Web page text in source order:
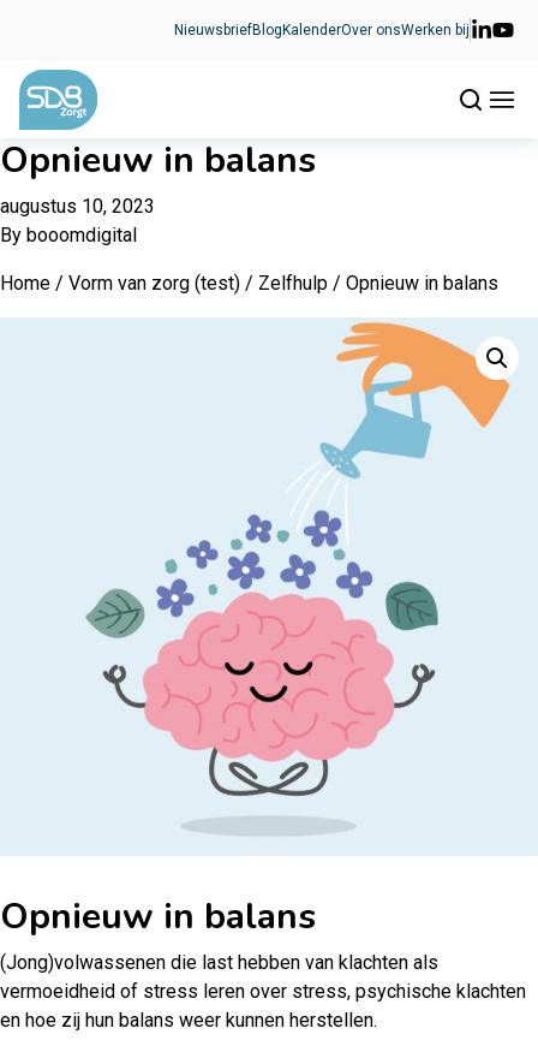
NieuwsbriefBlog KalenderOver onsWerken bij
Opnieuw in balans
augustus 10, 2023
By booomdigital
Home / Vorm van zorg (test) / Zelfhulp / Opnieuw in balans
Opnieuw in balans
(Jong)volwassenen die last hebben van klachten als
vermoeidheid of stress leren over stress, psychische klachten
en hoe zij hun balans weer kunnen herstellen.